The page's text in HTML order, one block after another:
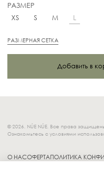
РАЗМЕР
XS
S M L
РАЗМЕРНАЯ СЕТКА
Добавить в
© 2026. NÚE NÚE. Все права
Ознакомьтесь с условиями
О НАСОФЕРТАПОЛИТИКА